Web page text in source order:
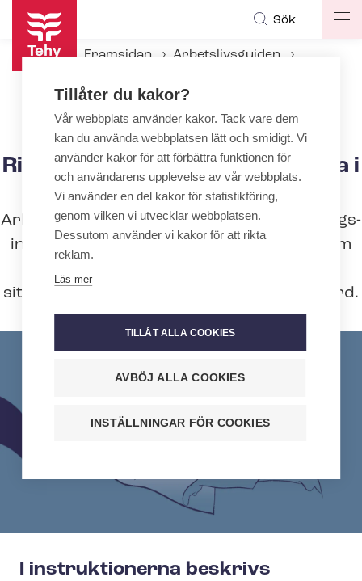
Hoppa
huvudinnehåll
Sök
Framsidan
Arbetslivsguiden
Arbetarskydd
Riktlinjer för hur man ska agera i våldsamma situationer
Riktlinjer för hur man ska agera i
våldsamma situationer
Arbetsplatserna ska ha tydliga till­vä­ga­gångs­
in­struk­tio­ner i fall av våldssituationer, som
situationer, från första hjälpen till eftervård.
I instruktionerna beskrivs
Tillåter du kakor?
Vår webbplats använder kakor. Tack vare dem
kan du använda webbplatsen lätt och smidigt. Vi
använder kakor för att förbättra funktionen för
och användarens upplevelse av vår webbplats.
Vi använder en del kakor för statistikföring,
genom vilken vi utvecklar webbplatsen.
Dessutom använder vi kakor för att rikta
reklam.
Läs mer
TILLÅT ALLA COOKIES
AVBÖJ ALLA COOKIES
INSTÄLLNINGAR FÖR COOKIES